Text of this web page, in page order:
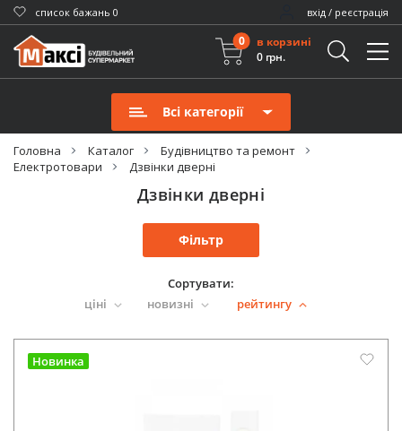
cписок бажань 0 вхід / реєстрація
0
в корзині
0 грн.
Всі категорії
Головна Каталог
Будівництво та ремонт
Електротовари
Дзвінки дверні
Дзвінки дверні
Фільтр
Сортувати:
ціні
новизні рейтингу
Новинка